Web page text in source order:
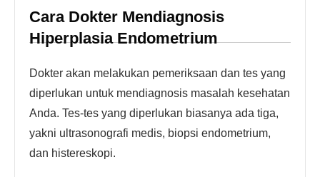
Cara Dokter Mendiagnosis
Hiperplasia Endometrium
Dokter akan melakukan pemeriksaan dan tes yang
diperlukan untuk mendiagnosis masalah kesehatan
Anda. Tes-tes yang diperlukan biasanya ada tiga,
yakni ultrasonografi medis, biopsi endometrium,
dan histereskopi.